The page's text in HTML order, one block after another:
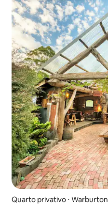
Quarto privativo ⋅ Warburton